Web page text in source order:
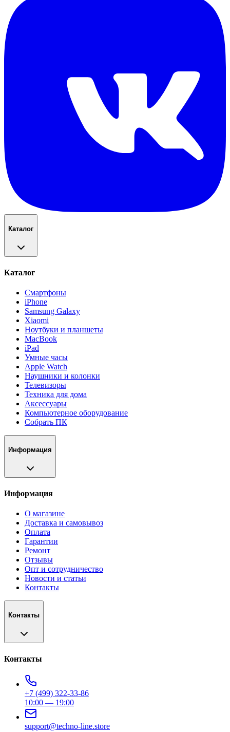
Каталог
Каталог
Смартфоны
iPhone
Samsung Galaxy
Xiaomi
Ноутбуки и планшеты
MacBook
iPad
Умные часы
Apple Watch
Наушники и колонки
Телевизоры
Техника для дома
Аксессуары
Компьютерное оборудование
Собрать ПК
Информация
Информация
О магазине
Доставка и самовывоз
Оплата
Гарантии
Ремонт
Отзывы
Опт и сотрудничество
Новости и статьи
Контакты
Контакты
Контакты
+7 (499) 322-33-86
10:00 — 19:00
support@techno-line.store